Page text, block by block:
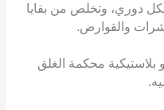
دوري، وتخلص من بقايا
والقوارض.
محكمة الغلق